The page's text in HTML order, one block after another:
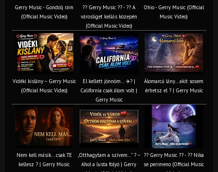
Gerry Music - Gondolj rám
(Official Music Video)
?? Gerry Music ?? - ?? A
városliget kellős közepén
(Official Music Video)
Ohio - Gerry Music (Official
Music Video)
Vidéki kislány – Gerry Music
(Official Music Video)
El kellett jönnöm… ✈️? |
California csak álom volt |
Gerry Music
Álomarcú lány… akit sosem
érhetsz el ? | Gerry Music
Nem kell másik… csak TE
kellesz ? | Gerry Music
„Otthagytam a szívem…” ? –
Ahol a lusta folyó | Gerry
?? Gerry Music ?? - ?? Nika
se perimeno (Official Music